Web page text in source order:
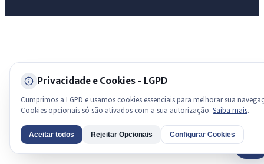
Privacidade e Cookies - LGPD
Cumprimos a LGPD e usamos cookies essenciais para melhorar sua
Cookies opcionais só são ativados com a sua autorização. Saiba mais.
Aceitar todos Rejeitar Opcionais Configurar Cookies